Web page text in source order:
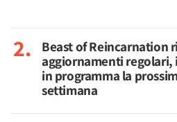
Beast of Reincarnation
aggiornamenti regolari,
in programma la
settimana